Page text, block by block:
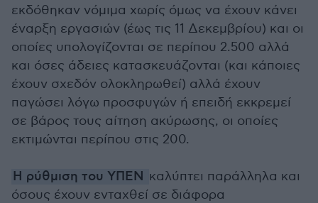
εκδόθηκαν νόμιμα χωρίς όμως να έχουν κάνει
έναρξη εργασιών (έως τις 11 Δεκεμβρίου) και οι
οποίες υπολογίζονται σε περίπου 2.500 αλλά
και όσες άδειες κατασκευάζονται (και κάποιες
έχουν σχεδόν ολοκληρωθεί) αλλά έχουν
παγώσει λόγω προσφυγών ή επειδή εκκρεμεί
σε βάρος τους αίτηση ακύρωσης, οι οποίες
εκτιμώνται περίπου στις 200.
Η ρύθμιση του ΥΠΕΝ καλύπτει παράλληλα και
όσους έχουν ενταχθεί σε διάφορα